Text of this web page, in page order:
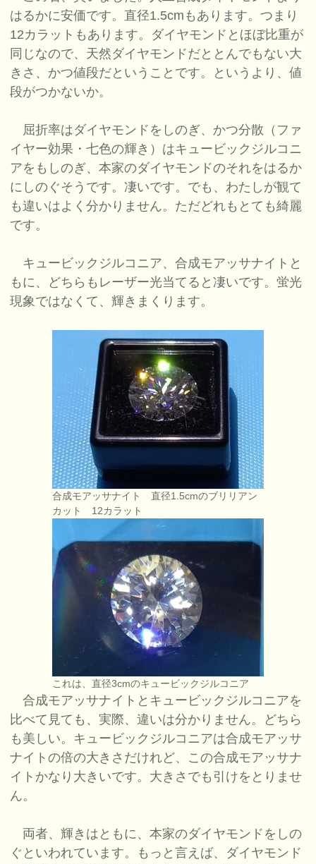
はるかに安価です。直径1.5cmもあります。つまり
12カラットもあります。ダイヤモンドとほぼ比重が
同じなので、天然ダイヤモンドだととんでもない大
きさ、かつ値段だということです。というより、値
段がつかないか。
屈折率はダイヤモンドをしのぎ、かつ分散（ファ
イヤー効果・七色の輝き）はキュービックジルコニ
アをもしのぎ、本家のダイヤモンドのそれをはるか
にしのぐそうです。凄いです。でも、わたしが観て
も違いはよく分かりません。ただどれもとても綺麗
です。
キュービックジルコニア、合成モアッサナイトと
もに、どちらもレーザー光当てると凄いです。蛍光
現象ではなくて、輝きまくります。
合成モアッサナイト 直径1.5cmのブリリアン
カット 12カラット
これは、直径3cmのキュービックジルコニア
合成モアッサナイトとキュービックジルコニアを
比べて見ても、実際、違いは分かりません。どちら
も美しい。キュービックジルコニアは合成モアッサ
ナイトの倍の大きさだけれど、この合成モアッサナ
イトかなり大きいです。大きさでも引けをとりませ
ん。
両者、輝きはともに、本家のダイヤモンドをしの
ぐといわれています。もっと言えば、ダイヤモンド